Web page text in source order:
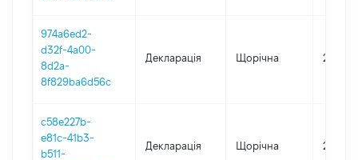
974a6ed2-
d32f-4a00-
8d2a-
8f829ba6d56c
Декларація Щорічна 2023
c58e227b-
e81c-41b3-
b511-
Декларація Щорічна 2020